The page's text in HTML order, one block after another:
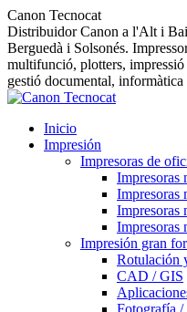
Canon Tecnocat
Distribuidor Canon a l'Alt i
Berguedà i Solsonés.
multifunció, plotters,
gestió documental, informàtica
Inicio
Impresión
Impresoras de
Impresoras
Impresoras
Impresoras
Impresoras
Impresión gran
Rotulación
CAD / GIS
Fotografía /